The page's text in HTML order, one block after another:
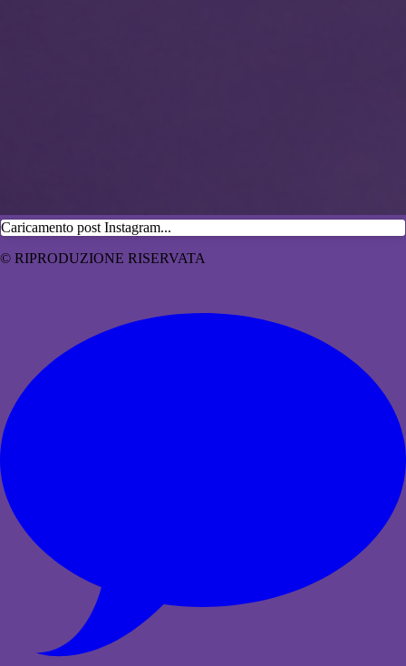
Caricamento post Instagram...
© RIPRODUZIONE RISERVATA